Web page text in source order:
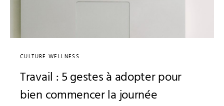
CULTURE WELLNESS
Travail : 5 gestes à adopter pour
bien commencer la journée